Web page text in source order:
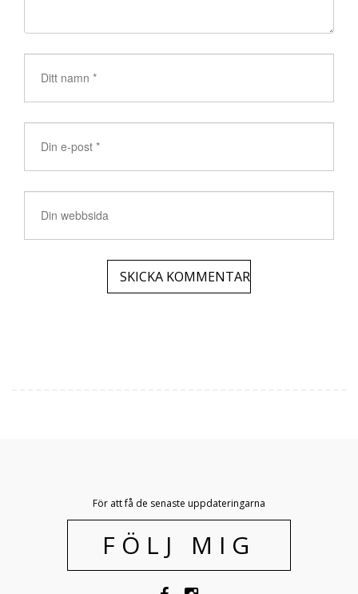
För att få de senaste uppdateringarna
FÖLJ MIG